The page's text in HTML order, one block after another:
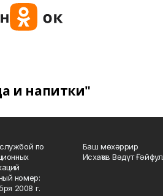
и напитки"
по
номер:
2008 г.
Баш мөхәррир
Исхаҡов Вәдүт